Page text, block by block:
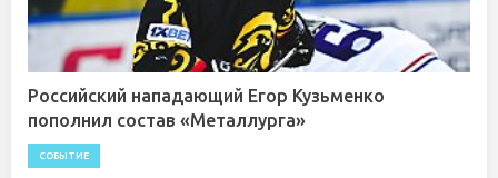
Российский нападающий Егор Кузьменко
пополнил состав «Металлурга»
СОБЫТИЕ